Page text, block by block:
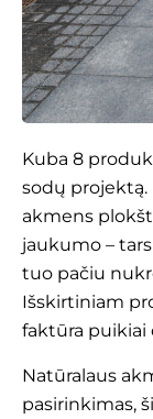
Kuba 8
sodų projektą.
akmens
jaukumo –
tuo pačiu
Išskirtiniam
faktūra puikiai
Natūralaus
pasirinkimas,